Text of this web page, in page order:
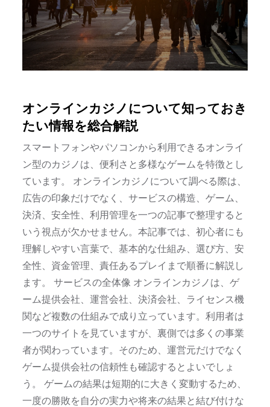
オンラインカジノについて知っておき
たい情報を総合解説
スマートフォンやパソコンから利用できるオンライ
ン型のカジノは、便利さと多様なゲームを特徴とし
ています。 オンラインカジノについて調べる際は、
広告の印象だけでなく、サービスの構造、ゲーム、
決済、安全性、利用管理を一つの記事で整理すると
いう視点が欠かせません。本記事では、初心者にも
理解しやすい言葉で、基本的な仕組み、選び方、安
全性、資金管理、責任あるプレイまで順番に解説し
ます。 サービスの全体像 オンラインカジノは、ゲ
ーム提供会社、運営会社、決済会社、ライセンス機
関など複数の仕組みで成り立っています。利用者は
一つのサイトを見ていますが、裏側では多くの事業
者が関わっています。そのため、運営元だけでなく
ゲーム提供会社の信頼性も確認するとよいでしょ
う。 ゲームの結果は短期的に大きく変動するため、
一度の勝敗を自分の実力や将来の結果と結び付けな